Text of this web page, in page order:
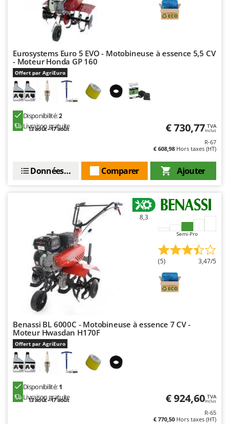
Yard Force
Zephir
ZGrills
Zodiac
Zomax
Eurosystems Euro 5 EVO - Motobineuse à essence 5,5 CV
- Moteur Honda GP 160
Offert par AgriEuro
Disponibilité:2
Livraison gratuite
13 août - 17 août € 730,77 TVA
Inclus
R-67
€ 608,98 Hors taxes (HT)
Ajouter
Comparer
Données techniques
8,3
Semi-Pro
(5) 3,47/5
Benassi BL 6000C - Motobineuse à essence 7 CV -
Moteur Hwasdan H170F
Offert par AgriEuro
Disponibilité:1
Livraison gratuite
13 août - 17 août € 924,60 TVA
Inclus
R-65
€ 770,50 Hors taxes (HT)